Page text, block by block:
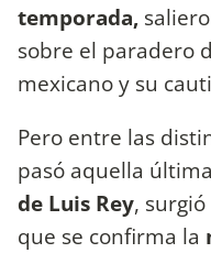
temporada,
sobre el paradero
mexicano y su
Pero entre las
pasó aquella
de Luis Rey,
que se confirma la